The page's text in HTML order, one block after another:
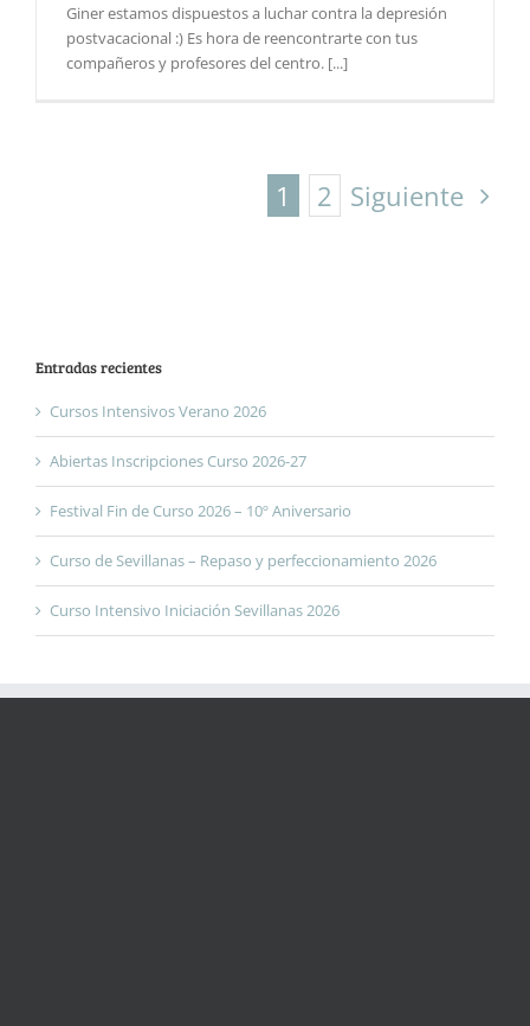
Giner estamos dispuestos a luchar contra la depresión
postvacacional :) Es hora de reencontrarte con tus
compañeros y profesores del centro. [...]
1 2 Siguiente
Entradas recientes
Cursos Intensivos Verano 2026
Abiertas Inscripciones Curso 2026-27
Festival Fin de Curso 2026 – 10º Aniversario
Curso de Sevillanas – Repaso y perfeccionamiento 2026
Curso Intensivo Iniciación Sevillanas 2026